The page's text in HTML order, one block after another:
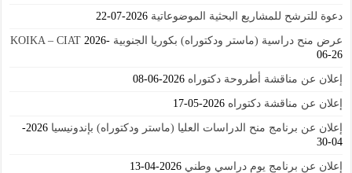
دعوة للترشح للمشاريع البحثية الموضوعاتية 2026-07-22
عرض منح دراسية (ماستر ودكتوراه) بكوريا الجنوبية KOIKA – CIAT2026-
06-26
إعلان عن مناقشة أطروحة دكتوراه 2026-06-08
إعلان عن مناقشة دكتوراه 2026-05-17
إعلان عن برنامج منح الدراسات العليا (ماستر ودكتوراه) بإندونيسيا
2026-
04-30
إعلان عن برنامج يوم دراسي وطني 2026-04-13